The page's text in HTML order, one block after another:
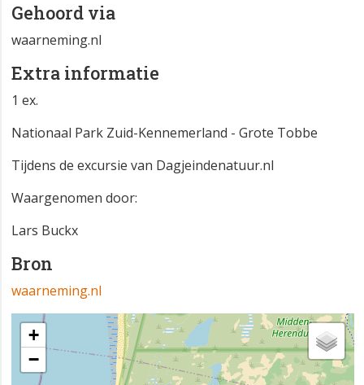
Gehoord via
waarneming.nl
Extra informatie
1 ex.
Nationaal Park Zuid-Kennemerland - Grote Tobbe
Tijdens de excursie van Dagjeindenatuur.nl
Waargenomen door:
Lars Buckx
Bron
waarneming.nl
+
−